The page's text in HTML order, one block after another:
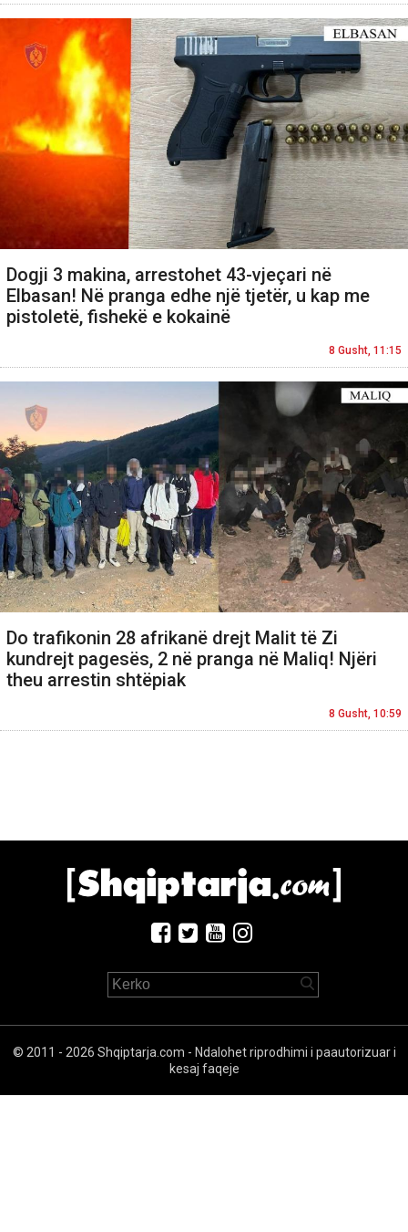
Dogji 3 makina, arrestohet 43-vjeçari në
Elbasan! Në pranga edhe një tjetër, u kap me
pistoletë, fishekë e kokainë
8 Gusht, 11:15
Do trafikonin 28 afrikanë drejt Malit të Zi
kundrejt pagesës, 2 në pranga në Maliq! Njëri
theu arrestin shtëpiak
8 Gusht, 10:59
© 2011 - 2026 Shqiptarja.com - Ndalohet riprodhimi i paautorizuar i
kesaj faqeje